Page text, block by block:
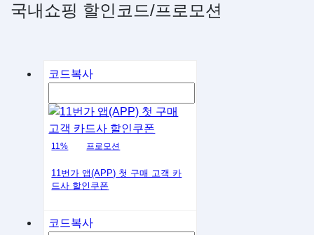
국내쇼핑 할인코드/프로모션
코드복사
11% 프로모션
11번가 앱(APP) 첫 구매 고객 카
드사 할인쿠폰
코드복사